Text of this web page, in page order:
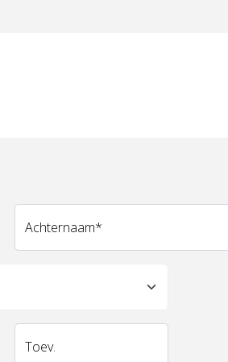
Achternaam*
Toev.